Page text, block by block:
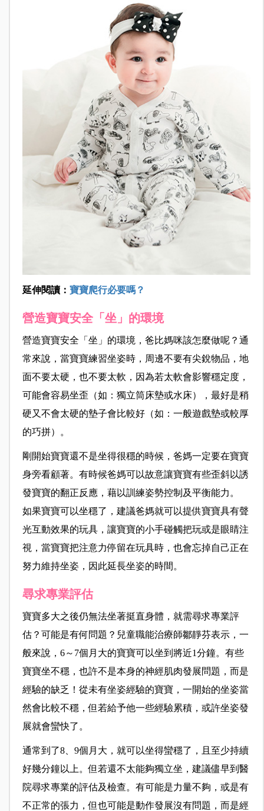
延伸閱讀： 寶寶爬行必要嗎？
營造寶寶安全「坐」的環境
營造寶寶安全「坐」的環境，爸比媽咪該怎麼做呢？通
常來說，當寶寶練習坐姿時，周邊不要有尖銳物品，地
面不要太硬，也不要太軟，因為若太軟會影響穩定度，
可能會容易坐歪（如：獨立筒床墊或水床），最好是稍
硬又不會太硬的墊子會比較好（如：一般遊戲墊或較厚
的巧拼）。
剛開始寶寶還不是坐得很穩的時候，爸媽一定要在寶寶
身旁看顧著。有時候爸媽可以故意讓寶寶有些歪斜以誘
發寶寶的翻正反應，藉以訓練姿勢控制及平衡能力。
如果寶寶可以坐穩了，建議爸媽就可以提供寶寶具有聲
光互動效果的玩具，讓寶寶的小手碰觸把玩或是眼睛注
視，當寶寶把注意力停留在玩具時，也會忘掉自己正在
努力維持坐姿，因此延長坐姿的時間。
尋求專業評估
寶寶多大之後仍無法坐著挺直身體，就需尋求專業評
估？可能是有何問題？兒童職能治療師鄒靜芬表示，一
般來說，6～7個月大的寶寶可以坐到將近1分鐘。有些
寶寶坐不穩，也許不是本身的神經肌肉發展問題，而是
經驗的缺乏！從未有坐姿經驗的寶寶，一開始的坐姿當
然會比較不穩，但若給予他一些經驗累積，或許坐姿發
展就會蠻快了。
通常到了8、9個月大，就可以坐得蠻穩了，且至少持續
好幾分鐘以上。但若還不太能夠獨立坐，建議儘早到醫
院尋求專業的評估及檢查。有可能是力量不夠，或是有
不正常的張力，但也可能是動作發展沒有問題，而是經